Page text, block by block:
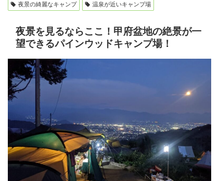
夜景の綺麗なキャンプ
温泉が近いキャンプ場
夜景を見るならここ！甲府盆地の絶景が一
望できるパインウッドキャンプ場！